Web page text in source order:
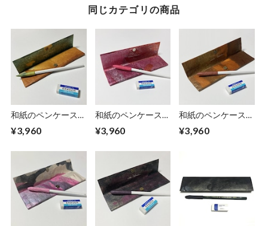
同じカテゴリの商品
和紙のペンケース
¥3,960
和紙のペンケース
¥3,960
和紙のペンケース
¥3,960